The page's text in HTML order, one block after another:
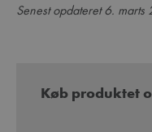
Senest opdateret 6.
Køb produktet